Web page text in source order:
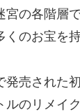
宮の各階層
のお宝を
発売された
ルのリメイ